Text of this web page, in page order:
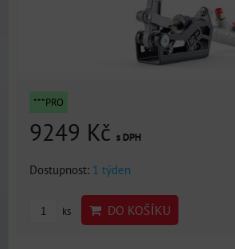
***PRO
9249 Kč s DPH
Dostupnost: 1 týden
ks DO KOŠÍKU